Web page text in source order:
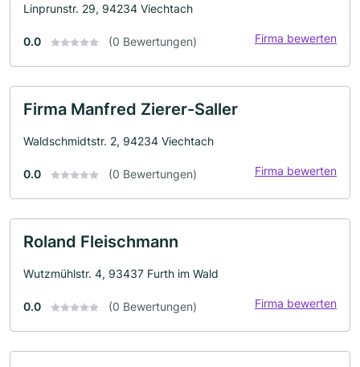
Linprunstr. 29, 94234 Viechtach
0.0 (0 Bewertungen) Firma bewerten
Firma Manfred Zierer-Saller
Waldschmidtstr. 2, 94234 Viechtach
0.0 (0 Bewertungen) Firma bewerten
Roland Fleischmann
Wutzmühlstr. 4, 93437 Furth im Wald
0.0 (0 Bewertungen) Firma bewerten